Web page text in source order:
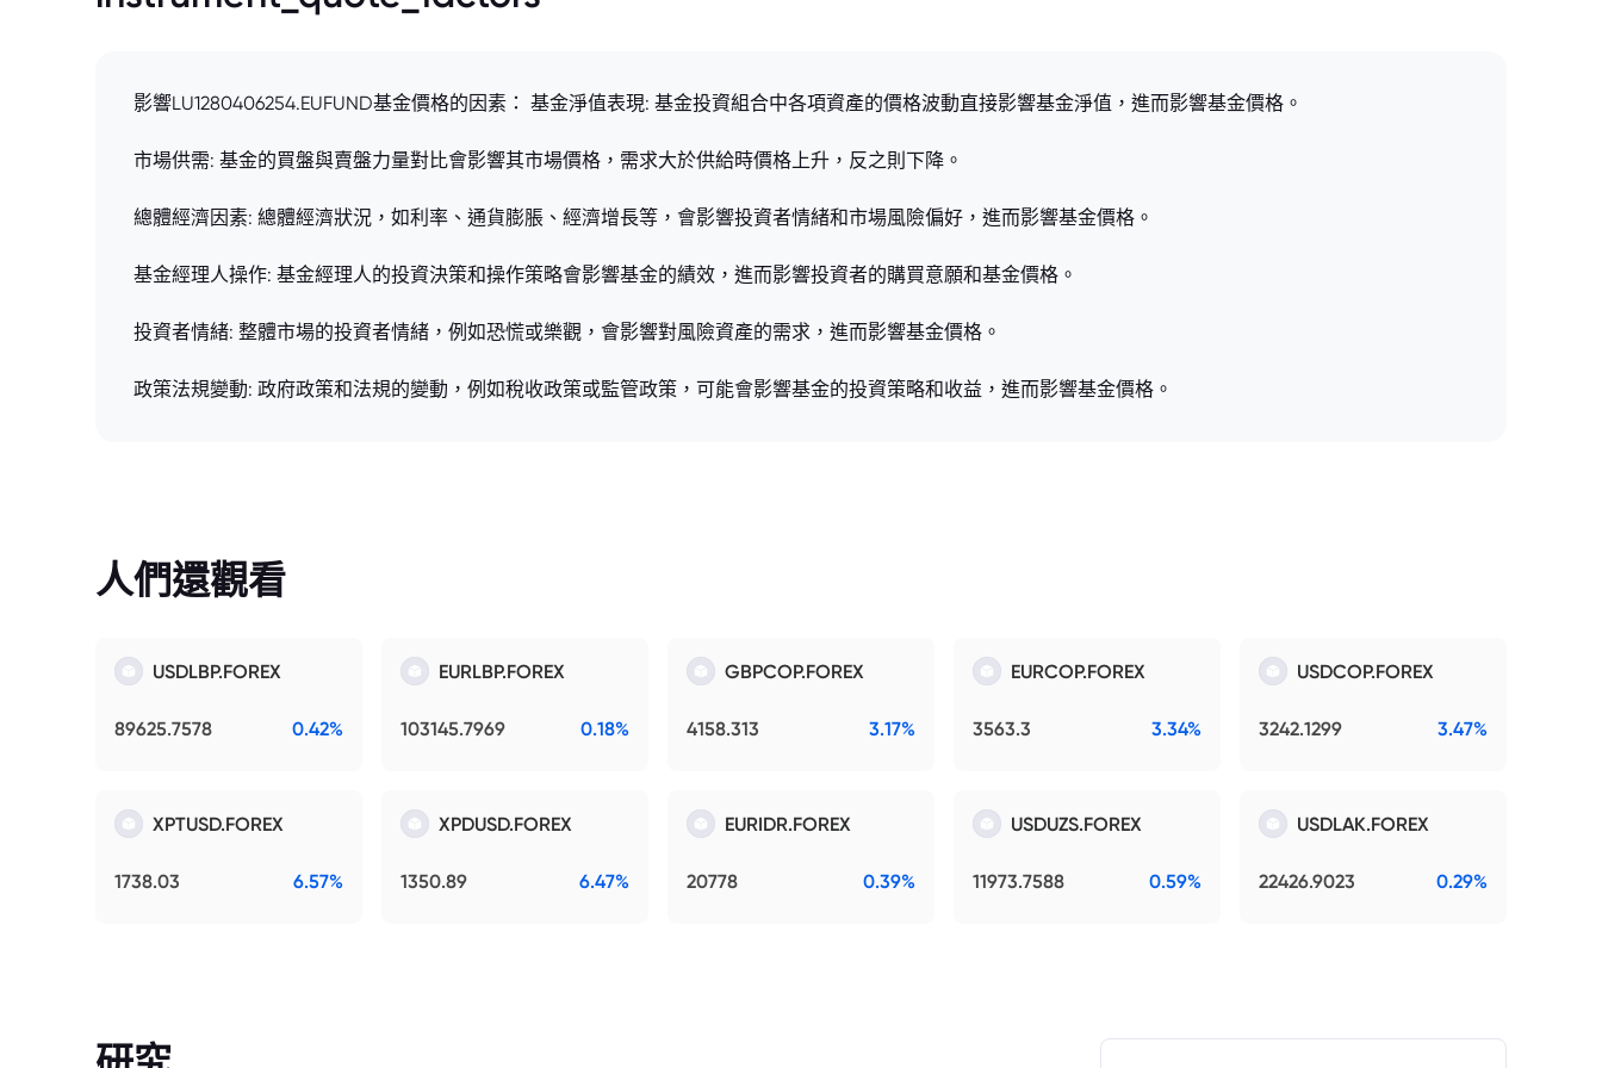
影響LU1280406254.EUFUND基金價格的因素： 基金淨值表現: 基金投資組合中各項資產的價格波動直接影響基金淨值，進而影響基金價格。
市場供需: 基金的買盤與賣盤力量對比會影響其市場價格，需求大於供給時價格上升，反之則下降。
總體經濟因素: 總體經濟狀況，如利率、通貨膨脹、經濟增長等，會影響投資者情緒和市場風險偏好，進而影響基金價格。
基金經理人操作: 基金經理人的投資決策和操作策略會影響基金的績效，進而影響投資者的購買意願和基金價格。
投資者情緒: 整體市場的投資者情緒，例如恐慌或樂觀，會影響對風險資產的需求，進而影響基金價格。
政策法規變動: 政府政策和法規的變動，例如稅收政策或監管政策，可能會影響基金的投資策略和收益，進而影響基金價格。
人們還觀看
USDLBP.FOREX
89625.7578 0.42%
EURLBP.FOREX
103145.7969 0.18%
GBPCOP.FOREX
4158.313 3.17%
EURCOP.FOREX
3563.3 3.34%
USDCOP.FOREX
3242.1299 3.47%
XPTUSD.FOREX
1738.03 6.57%
XPDUSD.FOREX
1350.89 6.47%
EURIDR.FOREX
20778 0.39%
USDUZS.FOREX
11973.7588 0.59%
USDLAK.FOREX
22426.9023 0.29%